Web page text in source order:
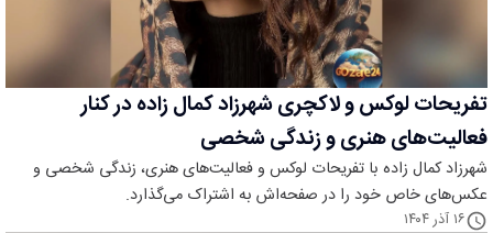
تفریحات لوکس و لاکچری شهرزاد کمال زاده در کنار
فعالیت‌های هنری و زندگی شخصی
شهرزاد کمال زاده با تفریحات لوکس و فعالیت‌های هنری، زندگی شخصی و
عکس‌های خاص خود را در صفحه‌اش به اشتراک می‌گذارد.
۱۶ آذر ۱۴۰۴